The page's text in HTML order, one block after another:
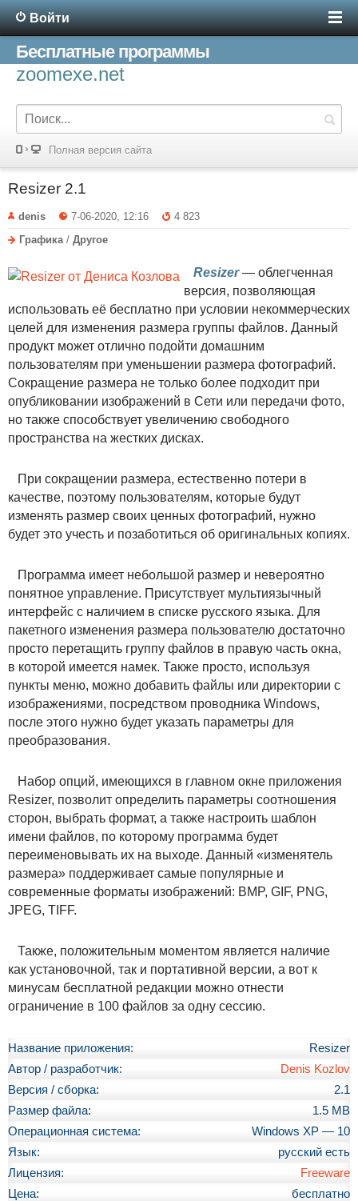
Войти
Бесплатные программы
zoomexe.net
Полная версия сайта
Resizer 2.1
denis 7-06-2020, 12:16
4 823
Графика / Другое
Resizer— облегченная
версия, позволяющая
использовать её бесплатно при условии некоммерческих
целей для изменения размера группы файлов. Данный
продукт может отлично подойти домашним
пользователям при уменьшении размера фотографий.
Сокращение размера не только более подходит при
опубликовании изображений в Сети или передачи фото,
но также способствует увеличению свободного
пространства на жестких дисках.
При сокращении размера, естественно потери в
качестве, поэтому пользователям, которые будут
изменять размер своих ценных фотографий, нужно
будет это учесть и позаботиться об оригинальных копиях.
Программа имеет небольшой размер и невероятно
понятное управление. Присутствует мультиязычный
интерфейс с наличием в списке русского языка. Для
пакетного изменения размера пользователю достаточно
просто перетащить группу файлов в правую часть окна,
в которой имеется намек. Также просто, используя
пункты меню, можно добавить файлы или директории с
изображениями, посредством проводника Windows,
после этого нужно будет указать параметры для
преобразования.
Набор опций, имеющихся в главном окне приложения
Resizer, позволит определить параметры соотношения
сторон, выбрать формат, а также настроить шаблон
имени файлов, по которому программа будет
переименовывать их на выходе. Данный «изменятель
размера» поддерживает самые популярные и
современные форматы изображений: BMP, GIF, PNG,
JPEG, TIFF.
Также, положительным моментом является наличие
как установочной, так и портативной версии, а вот к
минусам бесплатной редакции можно отнести
ограничение в 100 файлов за одну сессию.
Название приложения:
Resizer
Автор / разработчик:
Denis Kozlov
Версия / сборка:
2.1
Размер файла:
1.5 MB
Операционная система:
Windows XP — 10
Язык:
русский есть
Лицензия:
Freeware
Цена:
бесплатно